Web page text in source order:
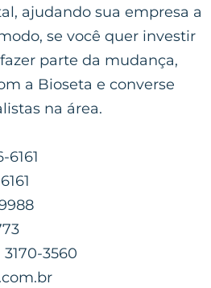
ajudando sua empresa a
se você quer investir
parte da mudança,
a Bioseta e converse
na área.
6161
3560